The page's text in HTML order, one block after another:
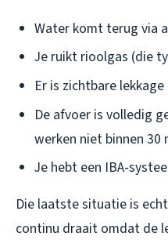
Water komt terug via
Je ruikt rioolgas (die
Er is zichtbare
De afvoer is volledig
werken niet binnen 30
Je hebt een IBA-
Die laatste situatie is
continu draait omdat de